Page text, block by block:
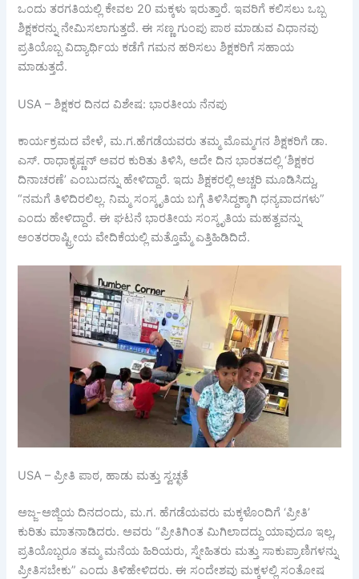
ಒಂದು ತರಗತಿಯಲ್ಲಿ ಕೇವಲ 20 ಮಕ್ಕಳು ಇರುತ್ತಾರೆ. ಇವರಿಗೆ ಕಲಿಸಲು ಒಬ್ಬ
ಶಿಕ್ಷಕರನ್ನು ನೇಮಿಸಲಾಗುತ್ತದೆ. ಈ ಸಣ್ಣ ಗುಂಪು ಪಾಠ ಮಾಡುವ ವಿಧಾನವು
ಪ್ರತಿಯೊಬ್ಬ ವಿದ್ಯಾರ್ಥಿಯ ಕಡೆಗೆ ಗಮನ ಹರಿಸಲು ಶಿಕ್ಷಕರಿಗೆ ಸಹಾಯ
ಮಾಡುತ್ತದೆ.
USA – ಶಿಕ್ಷಕರ ದಿನದ ವಿಶೇಷ: ಭಾರತೀಯ ನೆನಪು
ಕಾರ್ಯಕ್ರಮದ ವೇಳೆ, ಮ.ಗ.ಹೆಗಡೆಯವರು ತಮ್ಮ ಮೊಮ್ಮಗನ ಶಿಕ್ಷಕರಿಗೆ ಡಾ.
ಎಸ್. ರಾಧಾಕೃಷ್ಣನ್ ಅವರ ಕುರಿತು ತಿಳಿಸಿ, ಅದೇ ದಿನ ಭಾರತದಲ್ಲಿ ‘ಶಿಕ್ಷಕರ
ದಿನಾಚರಣೆ’ ಎಂಬುದನ್ನು ಹೇಳಿದ್ದಾರೆ. ಇದು ಶಿಕ್ಷಕರಲ್ಲಿ ಅಚ್ಚರಿ ಮೂಡಿಸಿದ್ದು,
“ನಮಗೆ ತಿಳಿದಿರಲಿಲ್ಲ. ನಿಮ್ಮ ಸಂಸ್ಕೃತಿಯ ಬಗ್ಗೆ ತಿಳಿಸಿದ್ದಕ್ಕಾಗಿ ಧನ್ಯವಾದಗಳು”
ಎಂದು ಹೇಳಿದ್ದಾರೆ. ಈ ಘಟನೆ ಭಾರತೀಯ ಸಂಸ್ಕೃತಿಯ ಮಹತ್ವವನ್ನು
ಅಂತರರಾಷ್ಟ್ರೀಯ ವೇದಿಕೆಯಲ್ಲಿ ಮತ್ತೊಮ್ಮೆ ಎತ್ತಿಹಿಡಿದಿದೆ.
USA – ಪ್ರೀತಿ ಪಾಠ, ಹಾಡು ಮತ್ತು ಸ್ವಚ್ಛತೆ
ಅಜ್ಜ-ಅಜ್ಜಿಯ ದಿನದಂದು, ಮ.ಗ. ಹೆಗಡೆಯವರು ಮಕ್ಕಳೊಂದಿಗೆ ‘ಪ್ರೀತಿ’
ಕುರಿತು ಮಾತನಾಡಿದರು. ಅವರು “ಪ್ರೀತಿಗಿಂತ ಮಿಗಿಲಾದದ್ದು ಯಾವುದೂ ಇಲ್ಲ,
ಪ್ರತಿಯೊಬ್ಬರೂ ತಮ್ಮ ಮನೆಯ ಹಿರಿಯರು, ಸ್ನೇಹಿತರು ಮತ್ತು ಸಾಕುಪ್ರಾಣಿಗಳನ್ನು
ಪ್ರೀತಿಸಬೇಕು” ಎಂದು ತಿಳಿಹೇಳಿದರು. ಈ ಸಂದೇಶವು ಮಕ್ಕಳಲ್ಲಿ ಸಂತೋಷ